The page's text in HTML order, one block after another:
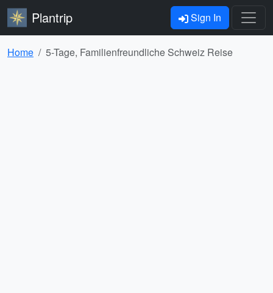
Plantrip Sign In
Home 5-Tage, Familienfreundliche Schweiz Reise